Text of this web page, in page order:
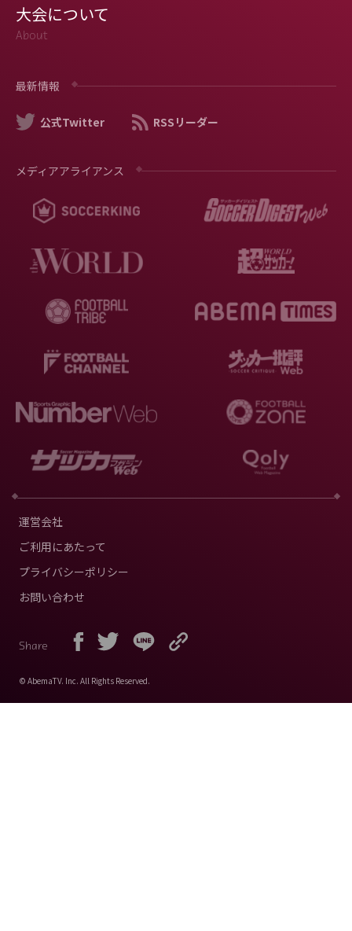
大会について
About
最新情報
公式Twitter RSSリーダー
メディアアライアンス
運営会社
ご利用にあたって
プライバシーポリシー
お問い合わせ
Share
© AbemaTV. Inc. All Rights Reserved.